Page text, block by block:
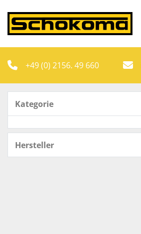
+49 (0) 2156. 49 660
Kategorie
Hersteller